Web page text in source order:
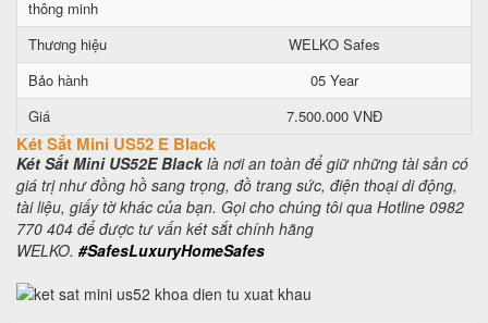
thông minh
Thương hiệu
WELKO Safes
Bảo hành
05 Year
Giá
7.500.000 VNĐ
Két Sắt Mini US52 E Black
Két Sắt Mini US52E Blacklà nơi an toàn để giữ những tài sản có
giá trị như đồng hồ sang trọng, đồ trang sức, điện thoại di động,
tài liệu, giấy tờ khác của bạn. Gọi cho chúng tôi qua Hotline 0982
770 404 để được tư vấn két sắt chính hãng
WELKO. #SafesLuxuryHomeSafes